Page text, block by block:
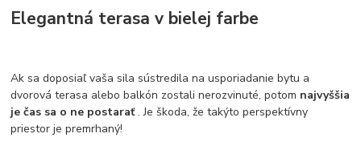
Elegantná terasa v bielej farbe
Ak sa doposiaľ vaša sila sústredila na usporiadanie bytu a
dvorová terasa alebo balkón zostali nerozvinuté, potom najvyššia
je čas sa o ne postarať. Je škoda, že takýto perspektívny
priestor je premrhaný!